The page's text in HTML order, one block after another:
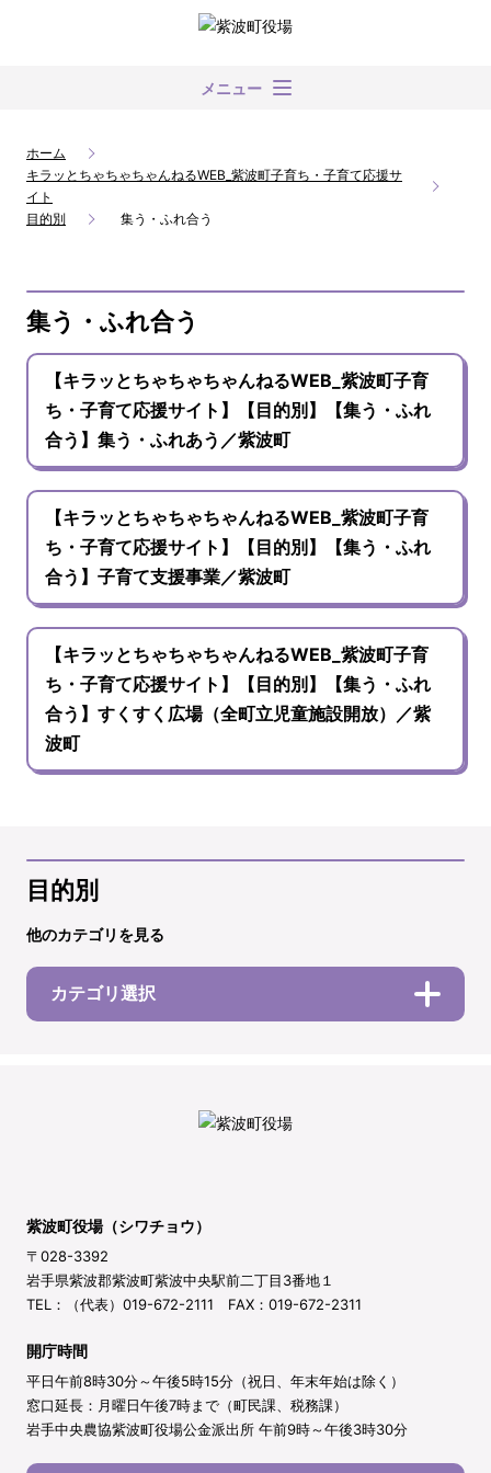
メニュー
ホーム
キラッとちゃちゃちゃんねるWEB_紫波町子育ち・子育て応援サ
イト
目的別
集う・ふれ合う
集う・ふれ合う
【キラッとちゃちゃちゃんねるWEB_紫波町子育
ち・子育て応援サイト】【目的別】【集う・ふれ
合う】集う・ふれあう／紫波町
【キラッとちゃちゃちゃんねるWEB_紫波町子育
ち・子育て応援サイト】【目的別】【集う・ふれ
合う】子育て支援事業／紫波町
【キラッとちゃちゃちゃんねるWEB_紫波町子育
ち・子育て応援サイト】【目的別】【集う・ふれ
合う】すくすく広場（全町立児童施設開放）／紫
波町
目的別
他のカテゴリを見る
カテゴリ選択
紫波町役場（シワチョウ）
〒028-3392
岩手県紫波郡紫波町紫波中央駅前二丁目3番地１
TEL：（代表）019-672-2111 FAX：019-672-2311
開庁時間
平日午前8時30分～午後5時15分（祝日、年末年始は除く）
窓口延長：月曜日午後7時まで（町民課、税務課）
岩手中央農協紫波町役場公金派出所 午前9時～午後3時30分